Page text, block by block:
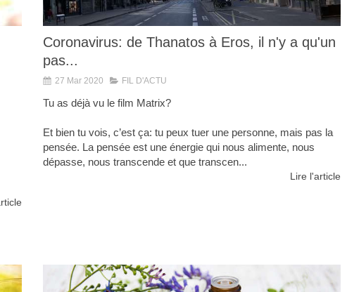
Coronavirus: de Thanatos à Eros, il n'y a qu'un
pas...
27 Mar 2020 FIL D'ACTU
Tu as déjà vu le film Matrix?
Et bien tu vois, c’est ça: tu peux tuer une personne, mais pas la
pensée. La pensée est une énergie qui nous alimente, nous
dépasse, nous transcende et que transcen...
Lire l'article